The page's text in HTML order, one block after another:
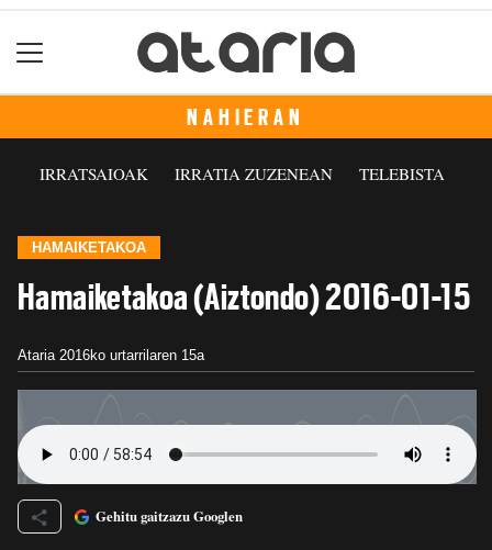
NAHIERAN
IRRATSAIOAK IRRATIA ZUZENEAN TELEBISTA
HAMAIKETAKOA
Hamaiketakoa (Aiztondo) 2016-01-15
Ataria 2016ko urtarrilaren 15a
Gehitu gaitzazu Googlen